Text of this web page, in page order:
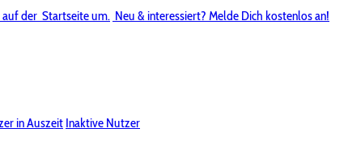
auf der Startseite um. Neu & interessiert? Melde Dich kostenlos an!
in Auszeit Inaktive Nutzer